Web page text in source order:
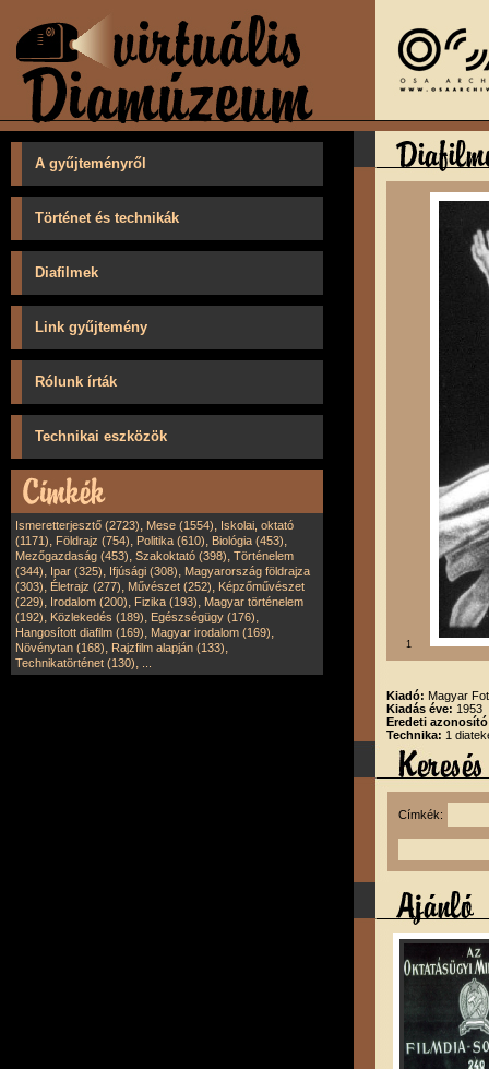
A gyűjteményről
Történet és technikák
Diafilmek
Link gyűjtemény
Rólunk írták
Technikai eszközök
Ismeretterjesztő (2723), Mese (1554), Iskolai, oktató
(1171), Földrajz (754), Politika (610), Biológia (453),
Mezőgazdaság (453), Szakoktató (398), Történelem
(344), Ipar (325), Ifjúsági (308), Magyarország földrajza
(303), Életrajz (277), Művészet (252), Képzőművészet
(229), Irodalom (200), Fizika (193), Magyar történelem
(192), Közlekedés (189), Egészségügy (176),
Hangosított diafilm (169), Magyar irodalom (169),
Növénytan (168), Rajzfilm alapján (133),
Technikatörténet (130),
1
Kiadó: Magyar
Kiadás éve: 1953
Eredeti
Technika: 1
Címkék: